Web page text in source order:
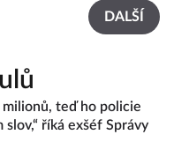
DALŠÍ
teď ho policie
slov,“ říká exšéf Správy